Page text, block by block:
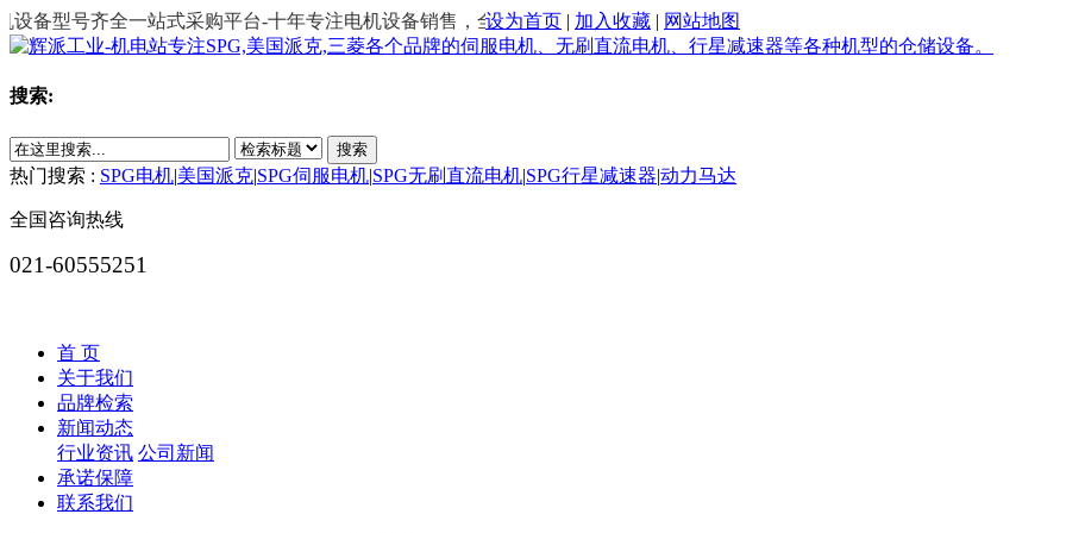
号齐全一站式采购平台-十年专注电机设备销售，全国咨询热线：021-60555251
设为首页 | 加入收藏 | 网站地图
搜索:
搜索
热门搜索 : SPG电机|美国派克|SPG伺服电机|SPG无刷直流电机|SPG行星减速器|动力马达
全国咨询热线
021-60555251
首 页
关于我们
品牌检索
新闻动态
行业资讯 公司新闻
承诺保障
联系我们